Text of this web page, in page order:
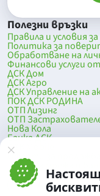
Полезни връзки
Правила и условия
Политика за
Обработване на
Финансови услуги
ДСК Дом
ДСК Агро
ДСК Управление на
ПОК ДСК РОДИНА
ОТП Лизинг
ОТП
Нова Кола
Банка ДСК
DSK Mobile
Оферти за продажба
Клонова мрежа и
До началото